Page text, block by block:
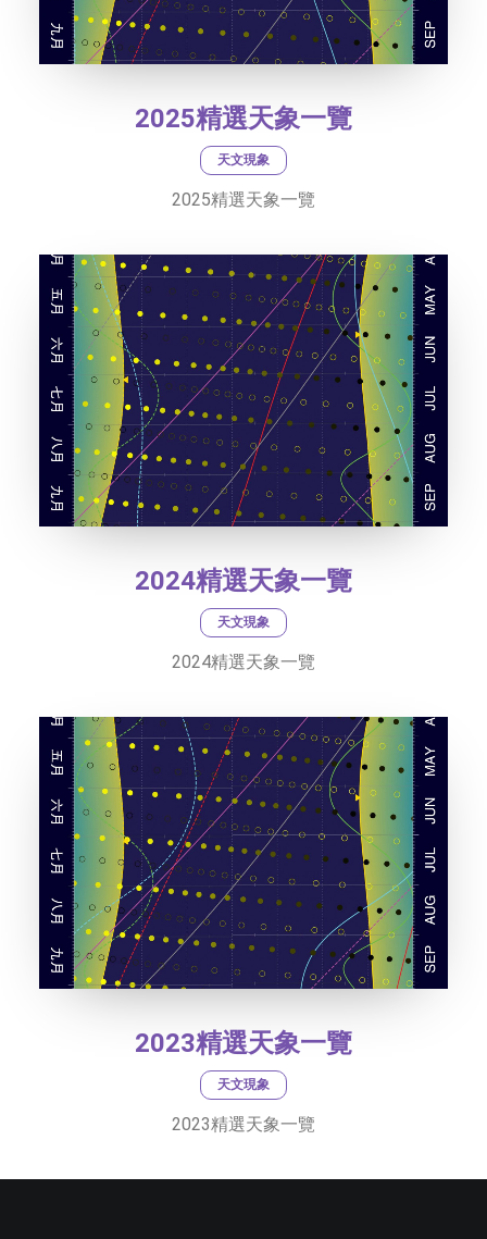
2025精選天象一覽
天文現象
2025精選天象一覽
2024精選天象一覽
天文現象
2024精選天象一覽
2023精選天象一覽
天文現象
2023精選天象一覽